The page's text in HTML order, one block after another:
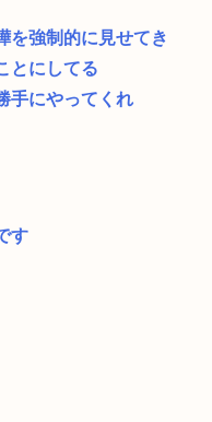
を強制的に見せてき
とにしてる
手にやってくれ
す